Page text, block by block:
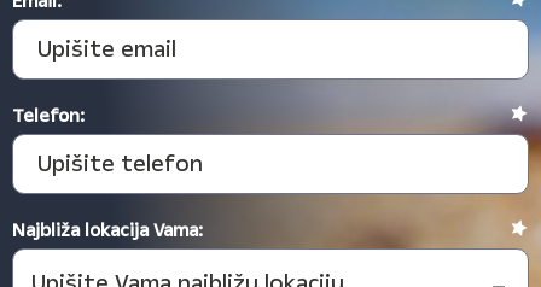
Telefon:
Najbliža lokacija Vama: